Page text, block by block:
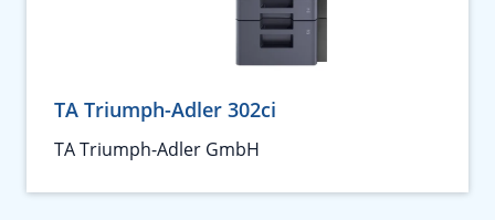
TA Triumph-Adler 302ci
TA Triumph-Adler GmbH